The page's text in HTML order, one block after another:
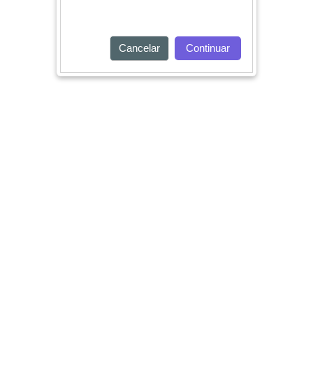
Cancelar Continuar